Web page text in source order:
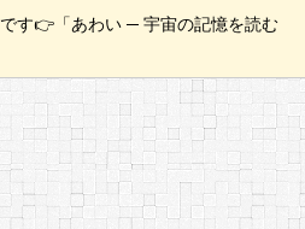
す👉「あわい ─ 宇宙の記憶を読む